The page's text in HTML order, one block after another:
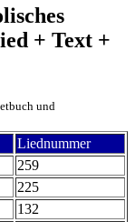
+ Text +
und
Liednummer
259
225
132